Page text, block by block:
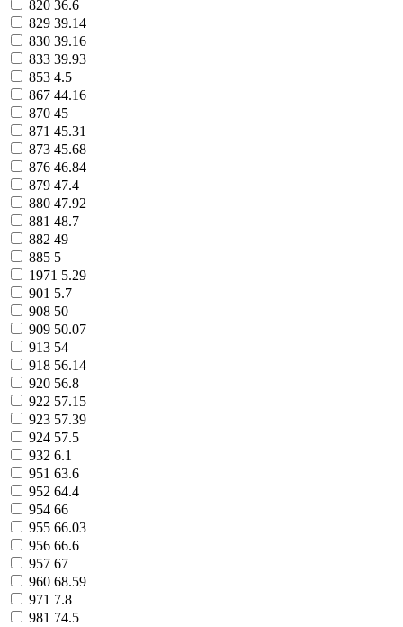
820 36.6
829 39.14
830 39.16
833 39.93
853 4.5
867 44.16
870 45
871 45.31
873 45.68
876 46.84
879 47.4
880 47.92
881 48.7
882 49
885 5
1971 5.29
901 5.7
908 50
909 50.07
913 54
918 56.14
920 56.8
922 57.15
923 57.39
924 57.5
932 6.1
951 63.6
952 64.4
954 66
955 66.03
956 66.6
957 67
960 68.59
971 7.8
981 74.5